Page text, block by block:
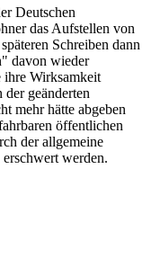
Deutschen
das Aufstellen von
Schreiben dann
davon wieder
ihre Wirksamkeit
geänderten
mehr hätte abgeben
öffentlichen
der allgemeine
werden.